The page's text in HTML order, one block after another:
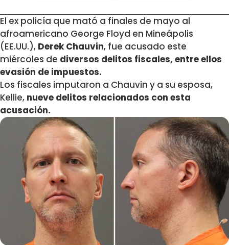
El ex policía que mató a finales de mayo al
afroamericano George Floyd en Mineápolis
(EE.UU.), Derek Chauvin, fue acusado este
miércoles de diversos delitos fiscales, entre ellos
evasión de impuestos.
Los fiscales imputaron a Chauvin y a su esposa,
Kellie, nueve delitos relacionados con esta
acusación.